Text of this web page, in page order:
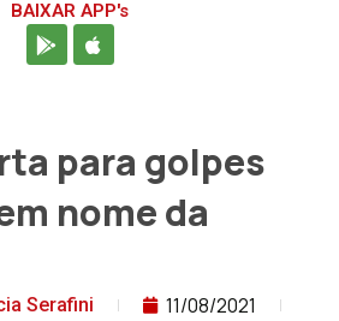
BAIXAR APP's
para golpes
nome da
Serafini
11/08/2021